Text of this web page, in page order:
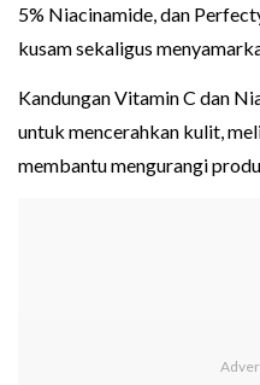
5% Niacinamide, dan
kusam sekaligus
Kandungan Vitamin C dan
untuk mencerahkan kulit,
membantu mengurangi